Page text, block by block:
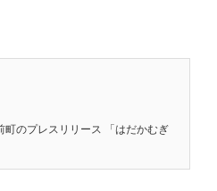
のプレスリリース 「はだかむぎ